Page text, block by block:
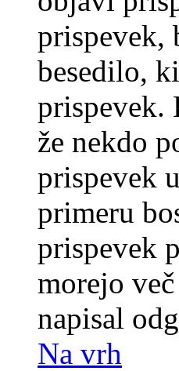
prispevek,
besedilo,
prispevek.
že nekdo
prispevek
primeru
prispevek
morejo
napisal
Na vrh